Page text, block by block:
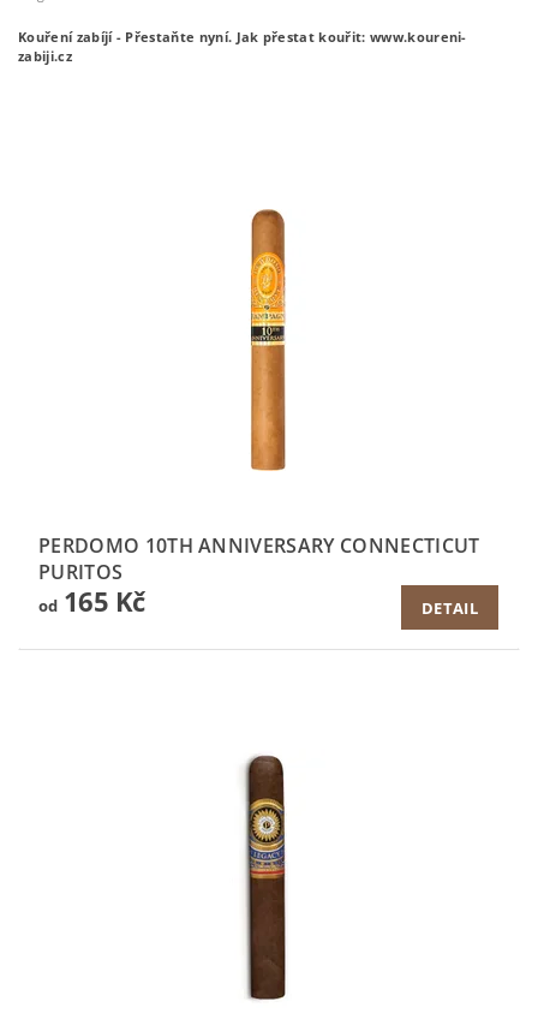
Kouření zabíjí - Přestaňte nyní. Jak přestat kouřit: www.koureni-
zabiji.cz
PERDOMO 10TH ANNIVERSARY CONNECTICUT
PURITOS
od165 Kč DETAIL